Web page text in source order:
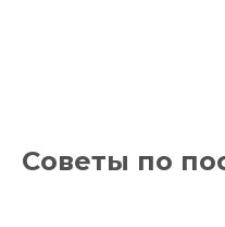
Советы по